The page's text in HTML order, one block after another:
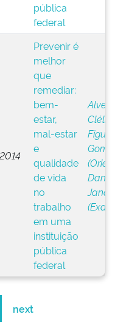
pública
federal
2014
Prevenir é
melhor
que
remediar:
bem-
estar,
mal-estar
e
qualidade
de vida
no
trabalho
em uma
instituição
pública
federal
Clélia
next